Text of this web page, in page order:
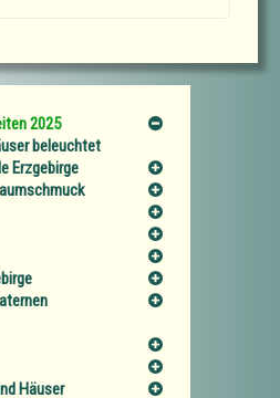
2025
beleuchtet
Erzgebirge
Häuser